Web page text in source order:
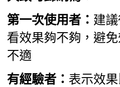
第一次使用者： 建
看效果夠不夠，避
不適
有經驗者： 表示效